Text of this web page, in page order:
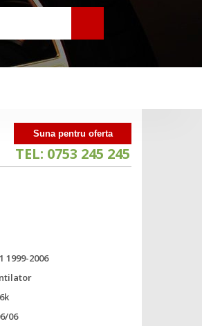
Suna pentru oferta
TEL: 0753 245 245
1999-2006
06